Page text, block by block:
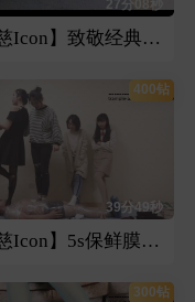
27分08秒
【婉慈Icon】致敬经典曼捌多视角踢裆
400钻
39分49秒
【婉慈Icon】5s保鲜膜包暴力踩踏
300钻